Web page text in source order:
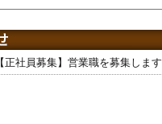
【正社員募集】営業職を募集します